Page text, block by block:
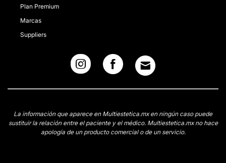
Plan Premium
Marcas
Suppliers
La información que aparece en Multiestetica.mx en ningún caso puede
sustituir la relación entre el paciente y el médico. Multiestetica.mx no hace
apología de un producto comercial o de un servicio.